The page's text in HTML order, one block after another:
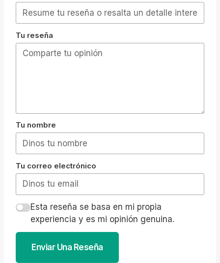
Tu reseña
Tu nombre
Tu correo electrónico
Esta reseña se basa en mi propia
experiencia y es mi opinión genuina.
Enviar Una Reseña